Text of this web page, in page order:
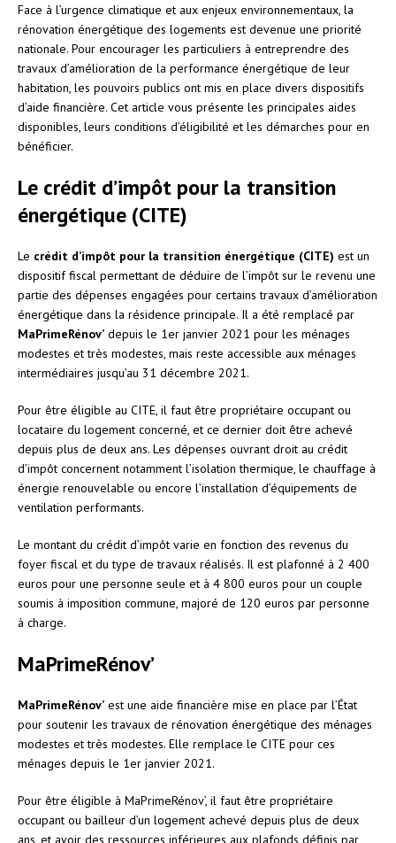
Face à l’urgence climatique et aux enjeux environnementaux, la
rénovation énergétique des logements est devenue une priorité
nationale. Pour encourager les particuliers à entreprendre des
travaux d’amélioration de la performance énergétique de leur
habitation, les pouvoirs publics ont mis en place divers dispositifs
d’aide financière. Cet article vous présente les principales aides
disponibles, leurs conditions d’éligibilité et les démarches pour en
bénéficier.
Le crédit d’impôt pour la transition
énergétique (CITE)
Le crédit d’impôt pour la transition énergétique (CITE) est un
dispositif fiscal permettant de déduire de l’impôt sur le revenu une
partie des dépenses engagées pour certains travaux d’amélioration
énergétique dans la résidence principale. Il a été remplacé par
MaPrimeRénov’ depuis le 1er janvier 2021 pour les ménages
modestes et très modestes, mais reste accessible aux ménages
intermédiaires jusqu’au 31 décembre 2021.
Pour être éligible au CITE, il faut être propriétaire occupant ou
locataire du logement concerné, et ce dernier doit être achevé
depuis plus de deux ans. Les dépenses ouvrant droit au crédit
d’impôt concernent notamment l’isolation thermique, le chauffage à
énergie renouvelable ou encore l’installation d’équipements de
ventilation performants.
Le montant du crédit d’impôt varie en fonction des revenus du
foyer fiscal et du type de travaux réalisés. Il est plafonné à 2 400
euros pour une personne seule et à 4 800 euros pour un couple
soumis à imposition commune, majoré de 120 euros par personne
à charge.
MaPrimeRénov’
MaPrimeRénov’ est une aide financière mise en place par l’État
pour soutenir les travaux de rénovation énergétique des ménages
modestes et très modestes. Elle remplace le CITE pour ces
ménages depuis le 1er janvier 2021.
Pour être éligible à MaPrimeRénov’, il faut être propriétaire
occupant ou bailleur d’un logement achevé depuis plus de deux
ans, et avoir des ressources inférieures aux plafonds définis par